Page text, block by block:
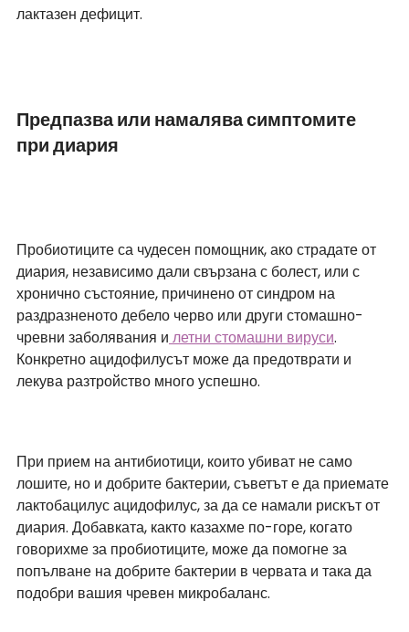
лактазен дефицит.
Предпазва или намалява симптомите
при диария
Пробиотиците са чудесен помощник, ако страдате от
диария, независимо дали свързана с болест, или с
хронично състояние, причинено от синдром на
раздразненото дебело черво или други стомашно-
чревни заболявания и летни стомашни вируси.
Конкретно ацидофилусът може да предотврати и
лекува разтройство много успешно.
При прием на антибиотици, които убиват не само
лошите, но и добрите бактерии, съветът е да приемате
лактобацилус ацидофилус, за да се намали рискът от
диария. Добавката, както казахме по-горе, когато
говорихме за пробиотиците, може да помогне за
попълване на добрите бактерии в червата и така да
подобри вашия чревен микробаланс.